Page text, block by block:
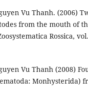
Vu Thanh. (2006)
from the mouth of
Rossica,
Vu Thanh (2008)
Monhysterida)